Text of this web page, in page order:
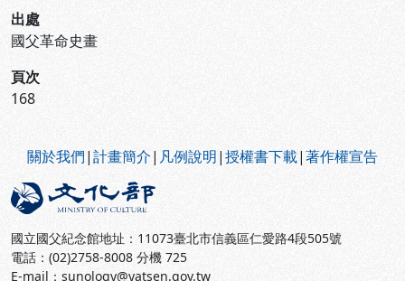
出處
國父革命史畫
頁次
168
關於我們|計畫簡介| 凡例說明|授權書下載|著作權宣告
國立國父紀念館地址：11073臺北市信義區仁愛路4段505號
電話：(02)2758-8008 分機 725
E-mail：sunology@yatsen.gov.tw